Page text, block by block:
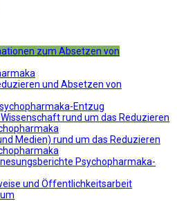
zum Absetzen von
und Absetzen von
Entzug
rund um das Reduzieren
Medien) rund um das Reduzieren
Psychopharmaka-
und Öffentlichkeitsarbeit